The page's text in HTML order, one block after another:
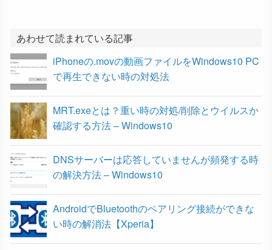
b
o
k
t
e
r
a
t
あわせて読まれている記事
iPhoneの.movの動画ファイルをWindows10 PC
で再生できない時の対処法
MRT.exeとは？重い時の対処/削除とウイルスか
確認する方法 – Windows10
DNSサーバーは応答していませんが頻発する時
の解決方法 – Windows10
AndroidでBluetoothのペアリング接続ができな
い時の解消法【Xperia】